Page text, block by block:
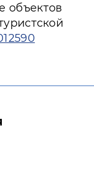
объектов